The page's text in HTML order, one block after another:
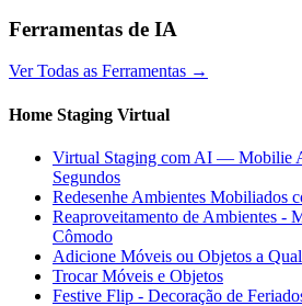
Ferramentas de IA
Ver Todas as Ferramentas →
Home Staging Virtual
Virtual Staging com AI — Mobilie
Segundos
Redesenhe Ambientes Mobiliados
Reaproveitamento de Ambientes -
Cômodo
Adicione Móveis ou Objetos a
Trocar Móveis e Objetos
Festive Flip - Decoração de